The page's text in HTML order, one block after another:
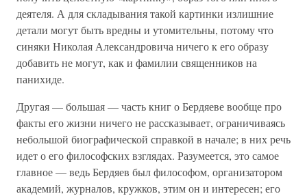
деятеля. А для складывания такой картинки излишние
детали могут быть вредны и утомительны, потому что
синяки Николая Александровича ничего к его образу
добавить не могут, как и фамилии священников на
панихиде.
Другая — большая — часть книг о Бердяеве вообще про
факты его жизни ничего не рассказывает, ограничиваясь
небольшой биографической справкой в начале; в них речь
идет о его философских взглядах. Разумеется, это самое
главное — ведь Бердяев был философом, организатором
академий, журналов, кружков, этим он и интересен; его